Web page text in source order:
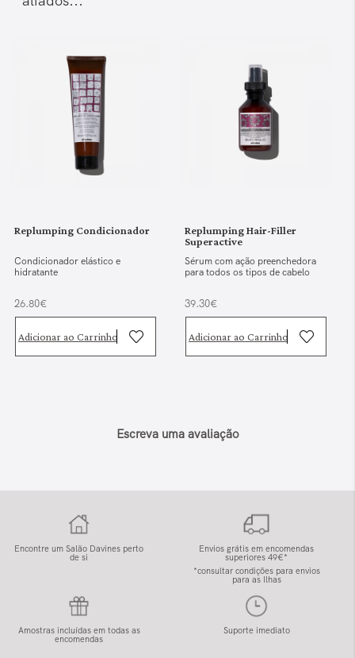
Replumping Condicionador
Condicionador elástico e
hidratante
26.80€
Adicionar ao Carrinho
Replumping Hair-Filler
Superactive
Sérum com ação preenchedora
para todos os tipos de cabelo
39.30€
Adicionar ao Carrinho
Escreva uma avaliação
Encontre um Salão Davines perto
de si
Envios grátis em encomendas
superiores 49€*
*consultar condições para envios
para as Ilhas
Amostras incluídas em todas as
encomendas
Suporte imediato